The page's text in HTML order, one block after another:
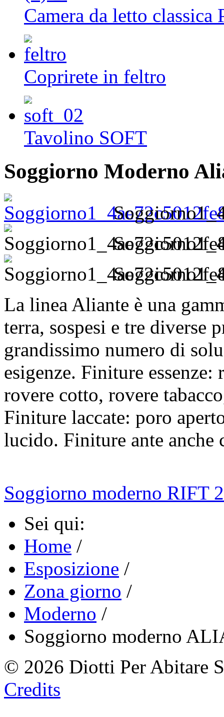
Camera da letto
Coprirete in feltro
Tavolino SOFT
Soggiorno Moderno
La linea Aliante è una
terra, sospesi e tre diverse
grandissimo numero di
esigenze. Finiture
rovere cotto, rovere
Finiture laccate: poro
lucido. Finiture ante anche
Soggiorno moderno RIFT 2
Sei qui:
Home /
Esposizione /
Zona giorno /
Moderno /
Soggiorno moderno
© 2026 Diotti Per Abitare
Credits